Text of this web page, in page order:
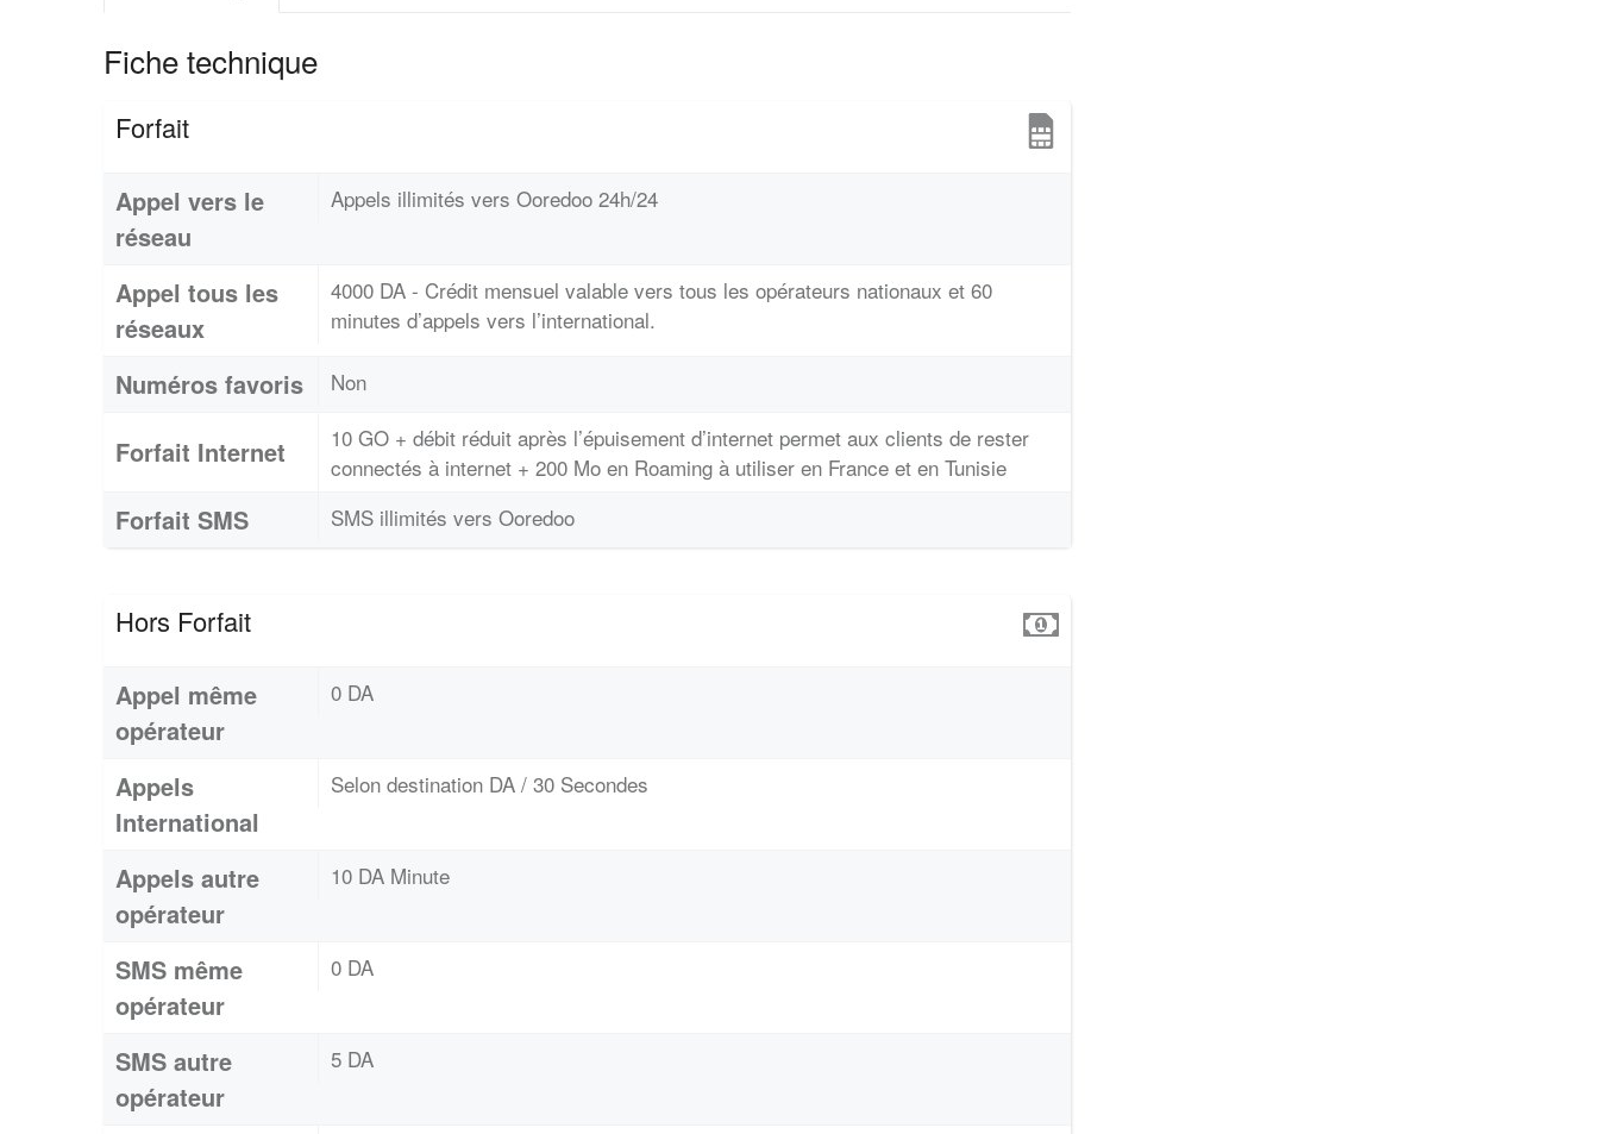
connectés à internet
Fiche technique
Forfait
Appel vers le
réseau
Appels illimités vers Ooredoo 24h/24
Appel tous les
réseaux
4000 DA - Crédit mensuel valable vers tous les opérateurs nationaux et 60
minutes d’appels vers l’international.
Numéros favoris Non
Forfait Internet
10 GO + débit réduit après l’épuisement d’internet permet aux clients de rester
connectés à internet + 200 Mo en Roaming à utiliser en France et en Tunisie
Forfait SMS SMS illimités vers Ooredoo
Hors Forfait
Appel même
opérateur
0 DA
Appels
International
Selon destination DA / 30 Secondes
Appels autre
opérateur
10 DA Minute
SMS même
opérateur
0 DA
SMS autre
opérateur
5 DA